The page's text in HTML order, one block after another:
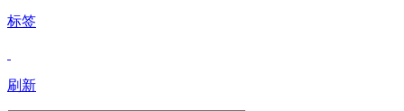
标签
刷新